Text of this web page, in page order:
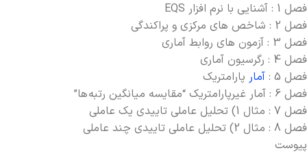
فصل 1 : آشنایی با نرم افزار EQS
فصل 2 : شاخص‫ های مرکزی و پراکندگی
فصل 3 : آزمون‫ های روابط آماری
فصل 4 : رگرسیون آماری
فصل 5 :
آمار پارامتریک
فصل 6 : آمار غیرپارامتریک “مقایسه میانگین رتبه ها”
فصل 7 : مثال 1) تحلیل عاملی تاییدی یک عاملی
فصل 8 : مثال 2) تحلیل عاملی تاییدی چند عاملی
پیوست